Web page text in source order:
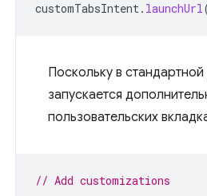
customTabsIntent. launchUrl
Поскольку в
запускается
пользовательских
// Add customizations